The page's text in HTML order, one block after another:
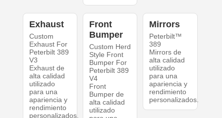
Exhaust
Custom
Exhaust For
Peterbilt 389
V3
Exhaust de
alta calidad
utilizado
para una
apariencia y
rendimiento
personalizados.
Front
Bumper
Custom Herd
Style Front
Bumper For
Peterbilt 389
V4
Front
Bumper de
alta calidad
utilizado
Mirrors
Peterbilt™
389
Mirrors de
alta calidad
utilizado
para una
apariencia y
rendimiento
personalizados.